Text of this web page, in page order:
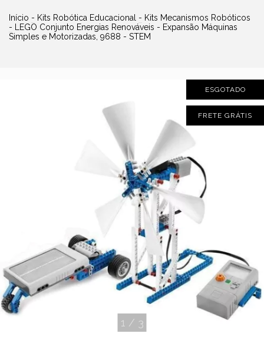
Início - Kits Robótica Educacional - Kits Mecanismos Robóticos
-
LEGO Conjunto Energias Renováveis - Expansão Máquinas
Simples e Motorizadas, 9688 - STEM
ESGOTADO
FRETE GRÁTIS
1 / 3